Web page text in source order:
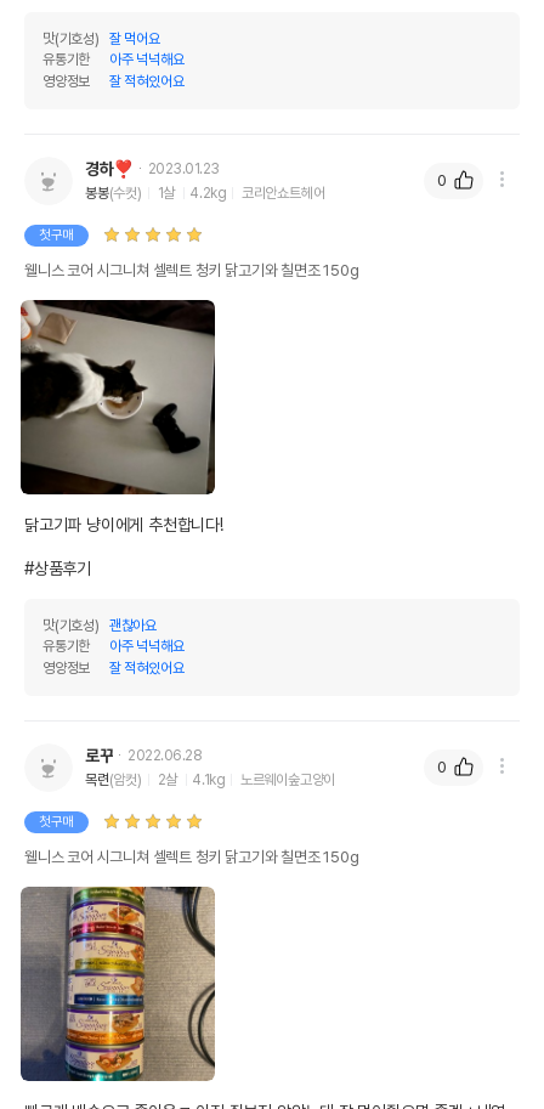
맛(기호성)
잘 먹어요
유통기한
아주 넉넉해요
영양정보
잘 적혀있어요
경하❣️
2023.01.23
봉봉(수컷) 1살 4.2kg 코리안쇼트헤어
첫구매
웰니스 코어 시그니쳐 셀렉트 청키 닭고기와 칠면조 150g
닭고기파 냥이에게 추천합니다!
#상품후기
맛(기호성)
괜찮아요
유통기한
아주 넉넉해요
영양정보
잘 적혀있어요
0
로꾸
2022.06.28
목련(암컷) 2살 4.1kg 노르웨이숲고양이
첫구매
웰니스 코어 시그니쳐 셀렉트 청키 닭고기와 칠면조 150g
0